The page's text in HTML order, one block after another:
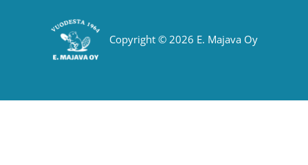
Copyright © 2026 E. Majava Oy